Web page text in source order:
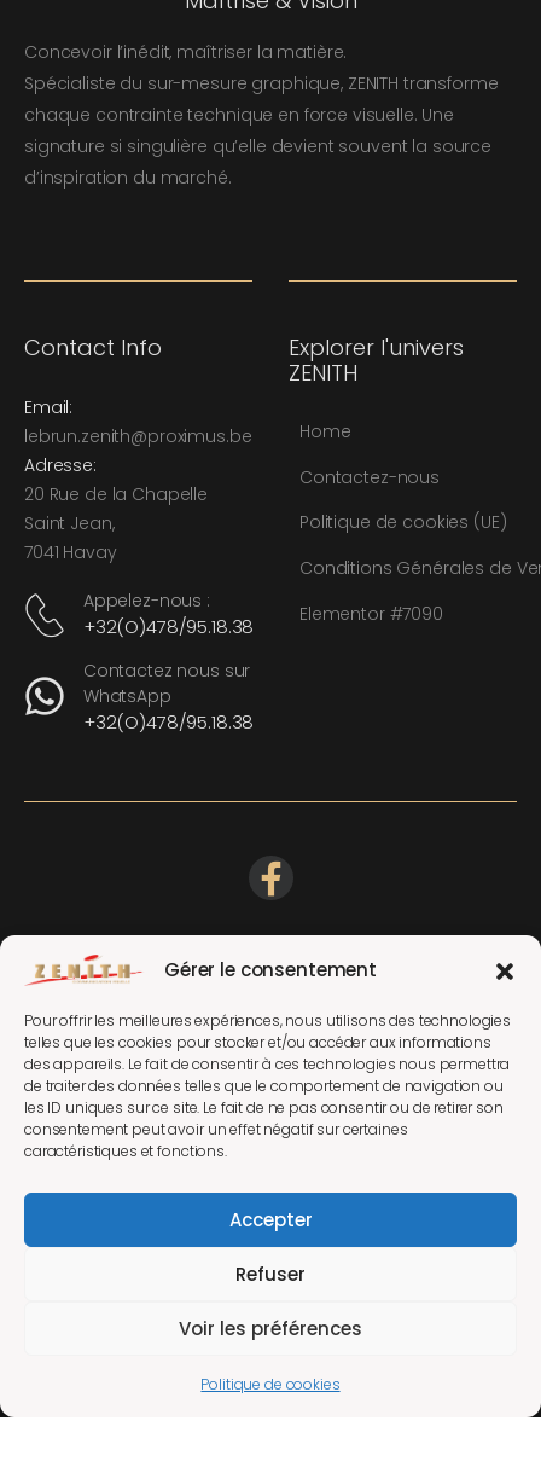
Gérer le consentement
Pour offrir les meilleures expériences, nous utilisons des technologies
telles que les cookies pour stocker et/ou accéder aux informations
des appareils. Le fait de consentir à ces technologies nous permettra
de traiter des données telles que le comportement de navigation ou
les ID uniques sur ce site. Le fait de ne pas consentir ou de retirer son
consentement peut avoir un effet négatif sur certaines
caractéristiques et fonctions.
Accepter
Refuser
Voir les préférences
Politique de cookies
Concevoir l’inédit, maîtriser la matière.
Spécialiste du sur-mesure graphique, ZENITH transforme
chaque contrainte technique en force visuelle. Une
signature si singulière qu’elle devient souvent la source
d’inspiration du marché.
Contact Info
Email:
lebrun.zenith@proximus.be
Adresse:
20 Rue de la Chapelle
Saint Jean,
7041 Havay
Appelez-nous :
+32(O)478/95.18.38
Contactez nous sur
WhatsApp
+32(O)478/95.18.38
Explorer l'univers
ZENITH
Home
Contactez-nous
Politique de cookies (UE)
Conditions Générales de
Elementor #7090